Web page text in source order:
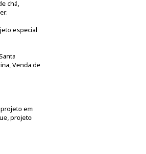
chá,
especial
Venda de
em
projeto